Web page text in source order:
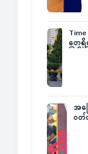
တွေ
အပ
ဝတ်